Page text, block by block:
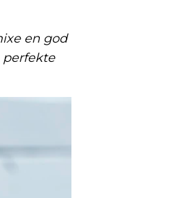
en god
perfekte